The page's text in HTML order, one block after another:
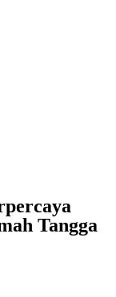
Tangga